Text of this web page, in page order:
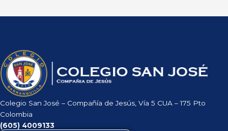
Colegio San José – Compañía de Jesús, Vía 5 CUA – 175 Pto
Colombia
(605) 4009133